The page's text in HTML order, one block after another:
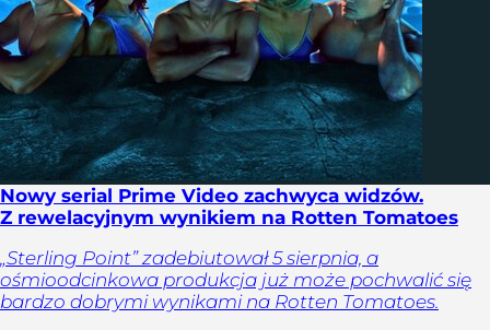
Nowy serial Prime Video zachwyca widzów.
Z rewelacyjnym wynikiem na Rotten Tomatoes
„Sterling Point” zadebiutował 5 sierpnia, a
ośmioodcinkowa produkcja już może pochwalić się
bardzo dobrymi wynikami na Rotten Tomatoes.